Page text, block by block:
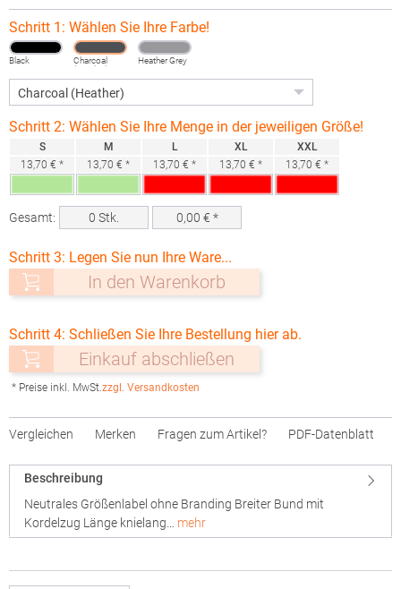
Schritt 1: Wählen Sie Ihre Farbe!
Black
Charcoal
(Heather)
Heather Grey
Schritt 2: Wählen Sie Ihre Menge in der jeweiligen Größe!
S
13,70 € *
M
13,70 € *
L
13,70 € *
XL
13,70 € *
XXL
13,70 € *
Gesamt: 0 Stk. 0,00 € *
Schritt 3: Legen Sie nun Ihre Ware...
In den Warenkorb
Schritt 4: Schließen Sie Ihre Bestellung hier ab.
Einkauf abschließen
* Preise inkl. MwSt.zzgl. Versandkosten
Vergleichen Merken Fragen zum Artikel? PDF-Datenblatt
Beschreibung
Neutrales Größenlabel ohne Branding Breiter Bund mit
Kordelzug Länge knielang… mehr